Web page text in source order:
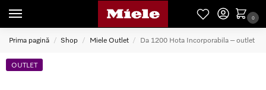
0
Prima pagină / Shop / Miele Outlet / Da 1200 Hota Incorporabila – outlet
OUTLET